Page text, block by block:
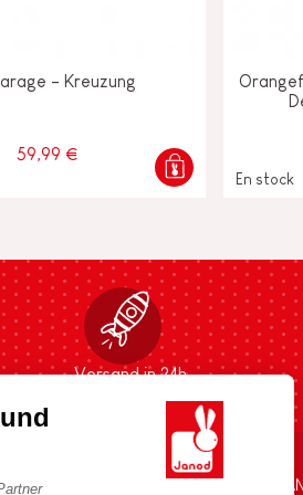
- Kreuzung
59,99 €
En stock
Versand in 24h
DIE WELT VON